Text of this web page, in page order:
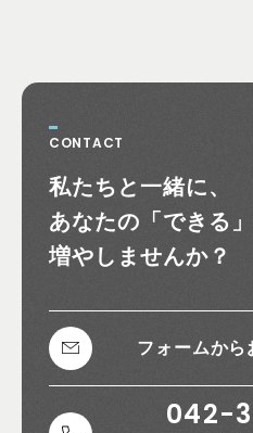
CONTACT
私たちと一緒に、
あなたの 「できる
増やしませんか？
フォームから
042-